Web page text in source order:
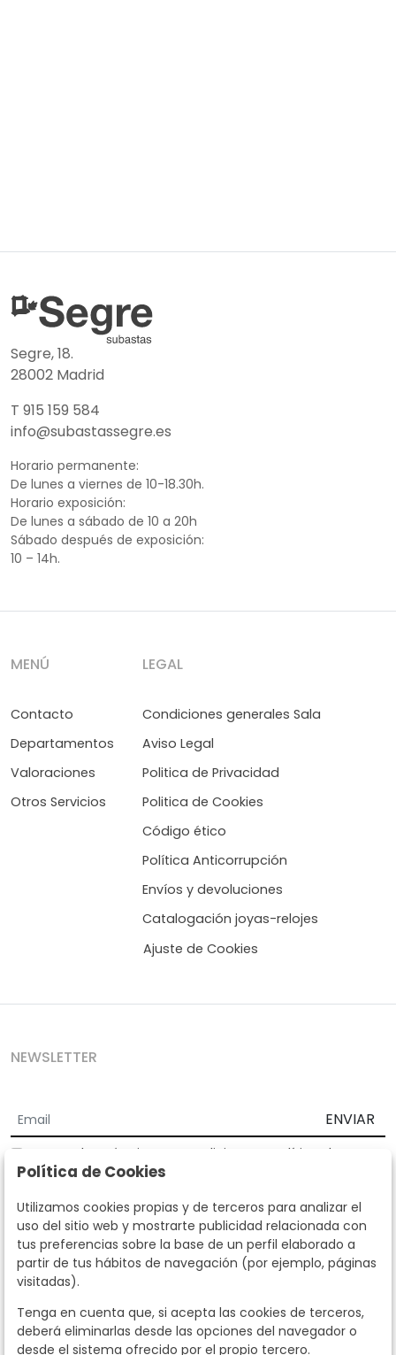
Segre, 18.
28002 Madrid
T 915 159 584
info@subastassegre.es
Horario permanente:
De lunes a viernes de 10-18.30h.
Horario exposición:
De lunes a sábado de 10 a 20h
Sábado después de exposición:
10 – 14h.
MENÚ
Contacto
Departamentos
Valoraciones
Otros Servicios
LEGAL
Condiciones generales Sala
Aviso Legal
Politica de Privacidad
Politica de Cookies
Código ético
Política Anticorrupción
Envíos y devoluciones
Catalogación joyas-relojes
Ajuste de Cookies
NEWSLETTER
ENVIAR
Acepto los Términos y Condiciones
Política de
privacidad
Según la LOPD y disposiciones de desarrollo, informamos que sus
datos personales serán tratados por parte de Subastas Segre con la
finalidad de gestionar la relación comercial. Puede ejercitar los
derechos de acceso, rectificación, cancelación, oposición y demás
derechos en los términos establecidos en la normativa vigente
dirigiéndote a nosotros. Asimismo, nos puede solicitar el envío de
llamando al teléfono 915159584 o enviando un e-mail a
info@subastassegre.es
Este sitio está protegido por reCAPTCHA y se aplican la
Política de Cookies
Utilizamos cookies propias y de terceros para analizar el
uso del sitio web y mostrarte publicidad relacionada con
tus preferencias sobre la base de un perfil elaborado a
partir de tus hábitos de navegación (por ejemplo, páginas
visitadas).
Tenga en cuenta que, si acepta las cookies de terceros,
deberá eliminarlas desde las opciones del navegador o
desde el sistema ofrecido por el propio tercero.